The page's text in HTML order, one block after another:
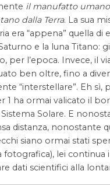
il manufatto
dalla Terra. La sua
era “appena” quella di
e la luna Titano:
per l’epoca. Invece, il
ben oltre, fino a
“interstellare”. Eh sì,
1 ha ormai valicato il
Solare. E
distanza, nonostante
siano ormai stati
fotografica), lei
dati scientifici alla